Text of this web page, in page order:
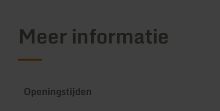
Meer informatie
Openingstijden